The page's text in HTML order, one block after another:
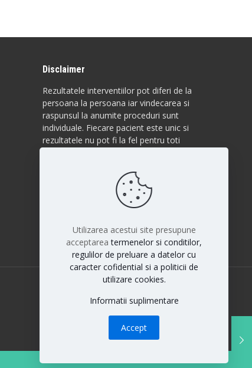
Disclaimer
Rezultatele interventiilor pot diferi de la
persoana la persoana iar vindecarea si
raspunsul la anumite proceduri sunt
individuale. Fiecare pacient este unic si
rezultatele nu pot fi la fel pentru toti
Utilizarea acestui site presupune
acceptareatermenelor si conditilor,
regulilor de preluare a datelor cu
caracter cofidential si a politicii de
utilizare cookies.
Informatii suplimentare
Accept